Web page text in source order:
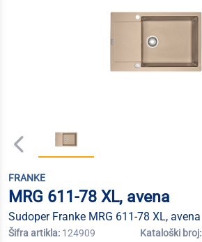
FRANKE
MRG 611-78 XL, avena
Sudoper Franke MRG 611-78 XL, avena
Šifra artikla: 124909 Kataloški broj: